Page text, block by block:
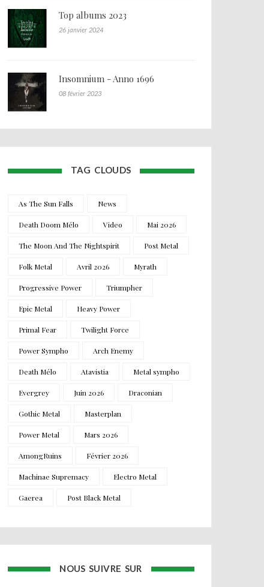
Top albums 2023
26 janvier 2024
Insomnium - Anno 1696
08 février 2023
TAG CLOUDS
As The Sun Falls News
Death Doom Mélo Video Mai 2026
The Moon And The Nightspirit Post Metal
Folk Metal Avril 2026 Myrath
Progressive Power Triumpher
Epic Metal Heavy Power
Primal Fear Twilight Force
Power Sympho Arch Enemy
Death Mélo Atavistia Metal sympho
Evergrey Juin 2026 Draconian
Gothic Metal Masterplan
Power Metal Mars 2026
AmongRuins Février 2026
Machinae Supremacy Electro Metal
Gaerea Post Black Metal
NOUS SUIVRE SUR